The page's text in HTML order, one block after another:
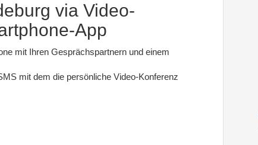
via Video-
App
mit Ihren Gesprächspartnern und einem
mit dem die persönliche Video-Konferenz